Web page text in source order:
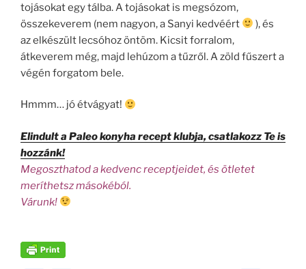
tojásokat egy tálba. A tojásokat is megsózom,
összekeverem (nem nagyon, a Sanyi kedvéért
), és
az elkészült lecsóhoz öntöm. Kicsit forralom,
átkeverem még, majd lehúzom a tűzről. A zöld fűszert a
végén forgatom bele.
Hmmm… jó étvágyat!
Elindult a Paleo konyha recept klubja, csatlakozz Te is
hozzánk!
Megoszthatod a kedvenc receptjeidet, és ötletet
meríthetsz másokéból.
Várunk!